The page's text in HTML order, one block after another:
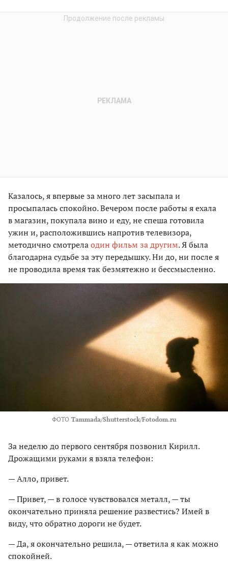
Казалось, я впервые за много лет засыпала и
просыпалась спокойно. Вечером после работы я ехала
в магазин, покупала вино и еду, не спеша готовила
ужин и, расположившись напротив телевизора,
методично смотрелаодин фильм за другим. Я была
благодарна судьбе за эту передышку. Ни до, ни после я
не проводила время так безмятежно и бессмысленно.
ФОТО Tammada/Shutterstock/Fotodom.ru
За неделю до первого сентября позвонил Кирилл.
Дрожащими руками я взяла телефон:
— Алло, привет.
— Привет, — в голосе чувствовался металл, — ты
окончательно приняла решение развестись? Имей в
виду, что обратно дороги не будет.
— Да, я окончательно решила, — ответила я как можно
спокойней.